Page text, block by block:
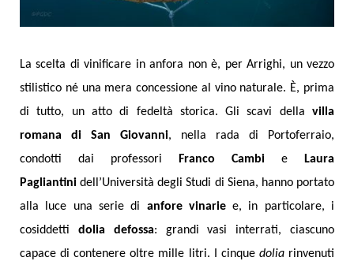
La scelta di vinificare in anfora non è, per Arrighi, un vezzo
stilistico né una mera concessione al vino naturale. È, prima
di tutto, un atto di fedeltà storica. Gli scavi della villa
romana di San Giovanni, nella rada di Portoferraio,
condotti dai professori
Franco Cambi e
Laura
Pagliantinidell’Università degli Studi di Siena, hanno portato
alla luce una serie di anfore vinariee, in particolare, i
cosiddetti dolia defossa: grandi vasi interrati, ciascuno
capace di contenere oltre mille litri. I cinque dolia rinvenuti